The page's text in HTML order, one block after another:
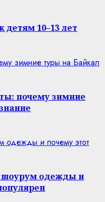
детям 10–13 лет
зимние туры на Байкал
почему зимние
одежды и почему этот
шоурум одежды и